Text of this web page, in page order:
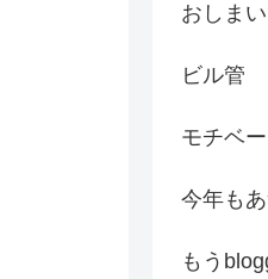
おしまい
ビル管
モチベ
今年も
もう